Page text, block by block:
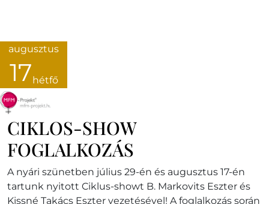
augusztus
17 hétfő
CIKLOS-SHOW
FOGLALKOZÁS
A nyári szünetben július 29-én és augusztus 17-én
tartunk nyitott Ciklus-showt B. Markovits Eszter és
Kissné Takács Eszter vezetésével! A foglalkozás során